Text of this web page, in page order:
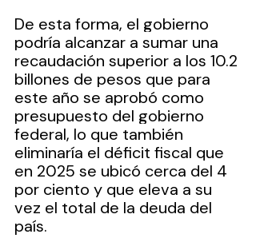
De esta forma, el gobierno
podría alcanzar a sumar una
recaudación superior a los 10.2
billones de pesos que para
este año se aprobó como
presupuesto del gobierno
federal, lo que también
eliminaría el déficit fiscal que
en 2025 se ubicó cerca del 4
por ciento y que eleva a su
vez el total de la deuda del
país.